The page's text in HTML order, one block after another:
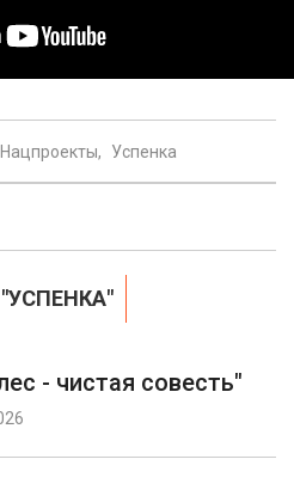
Нацпроекты Успенка
- чистая совесть"